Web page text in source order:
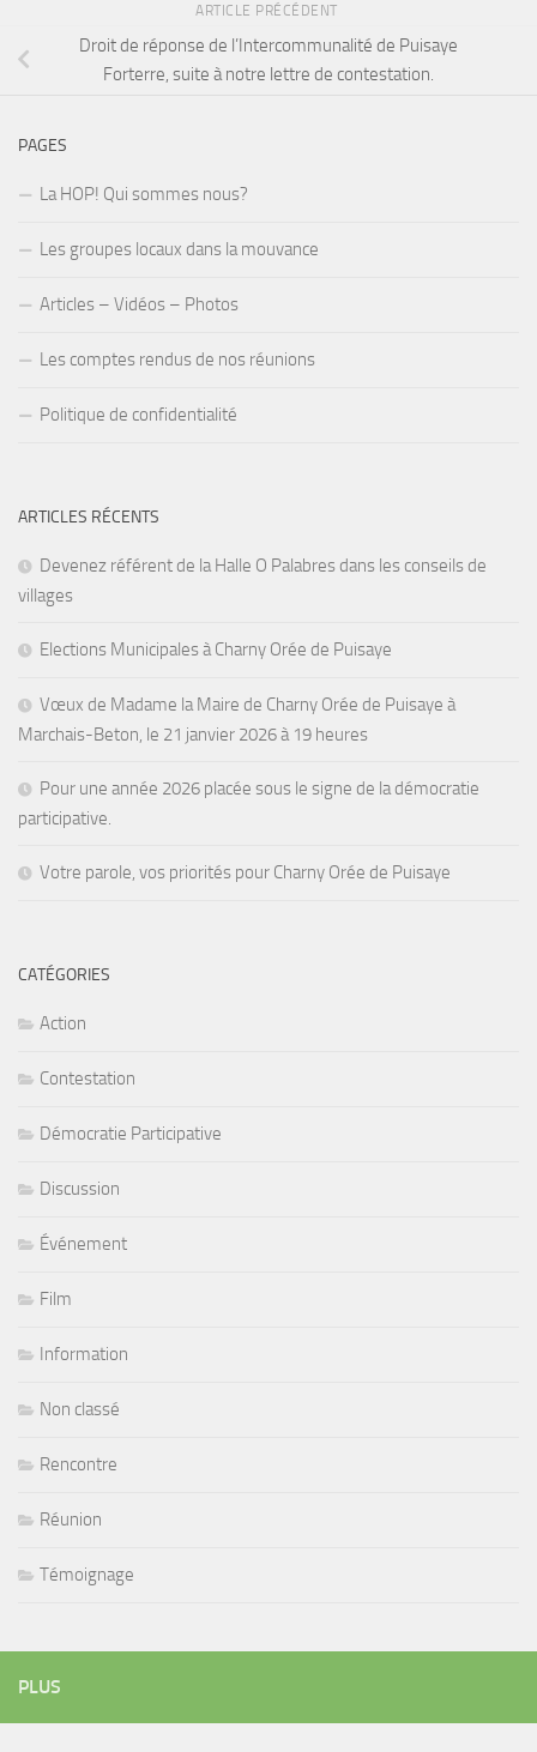
ARTICLE PRÉCÉDENT
Droit de réponse de l’Intercommunalité de Puisaye
Forterre, suite à notre lettre de contestation.
PAGES
La HOP! Qui sommes nous?
Les groupes locaux dans la mouvance
Articles – Vidéos – Photos
Les comptes rendus de nos réunions
Politique de confidentialité
ARTICLES RÉCENTS
Devenez référent de la Halle O Palabres dans les conseils de
villages
Elections Municipales à Charny Orée de Puisaye
Vœux de Madame la Maire de Charny Orée de Puisaye à
Marchais-Beton, le 21 janvier 2026 à 19 heures
Pour une année 2026 placée sous le signe de la démocratie
participative.
Votre parole, vos priorités pour Charny Orée de Puisaye
CATÉGORIES
Action
Contestation
Démocratie Participative
Discussion
Événement
Film
Information
Non classé
Rencontre
Réunion
Témoignage
PLUS